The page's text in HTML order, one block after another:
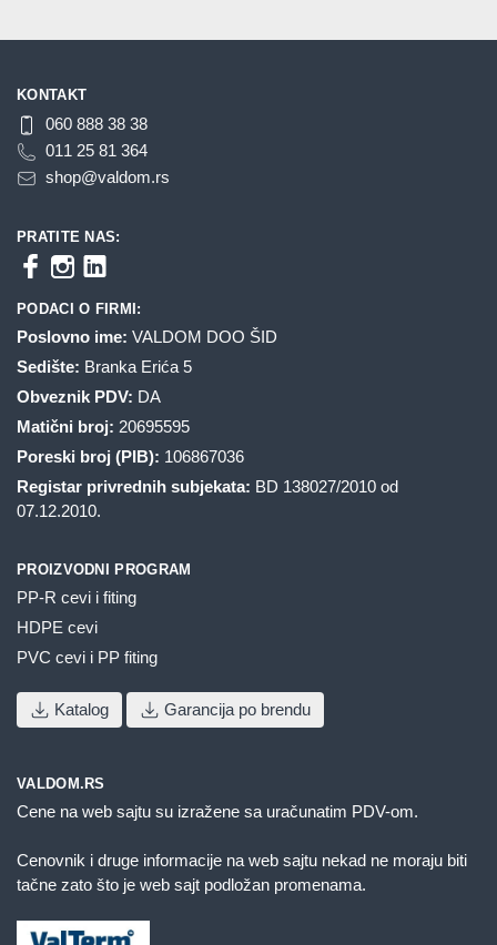
KONTAKT
060 888 38 38
011 25 81 364
shop@valdom.rs
PRATITE NAS:
PODACI O FIRMI:
Poslovno ime: VALDOM DOO ŠID
Sedište: Branka Erića 5
Obveznik PDV: DA
Matični broj: 20695595
Poreski broj (PIB): 106867036
Registar privrednih subjekata: BD 138027/2010 od
07.12.2010.
PROIZVODNI PROGRAM
PP-R cevi i fiting
HDPE cevi
PVC cevi i PP fiting
Katalog Garancija po brendu
VALDOM.RS
Cene na web sajtu su izražene sa uračunatim PDV-om.
Cenovnik i druge informacije na web sajtu nekad ne moraju biti
tačne zato što je web sajt podložan promenama.